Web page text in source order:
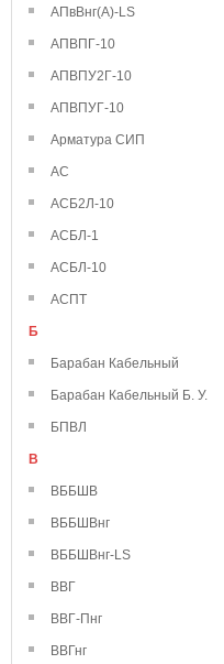
АПвВнг(А)-LS
АПВПГ-10
АПВПУ2Г-10
АПВПУГ-10
Арматура СИП
АС
АСБ2Л-10
АСБЛ-1
АСБЛ-10
АСПТ
Б
Барабан Кабельный
Барабан Кабельный Б. У.
БПВЛ
В
ВББШВ
ВББШВнг
ВББШВнг-LS
ВВГ
ВВГ-Пнг
ВВГнг